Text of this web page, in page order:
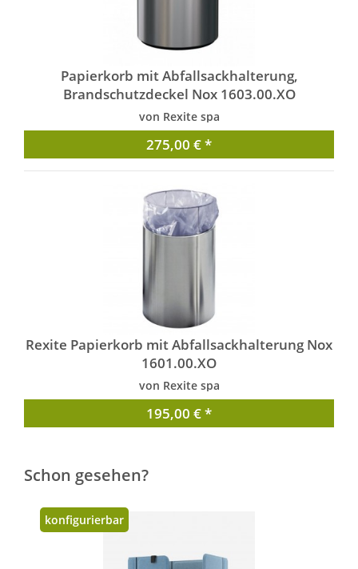
Papierkorb mit Abfallsackhalterung,
Brandschutzdeckel Nox 1603.00.XO
von Rexite spa
275,00 € *
Rexite Papierkorb mit Abfallsackhalterung Nox
1601.00.XO
von Rexite spa
195,00 € *
Schon gesehen?
konfigurierbar